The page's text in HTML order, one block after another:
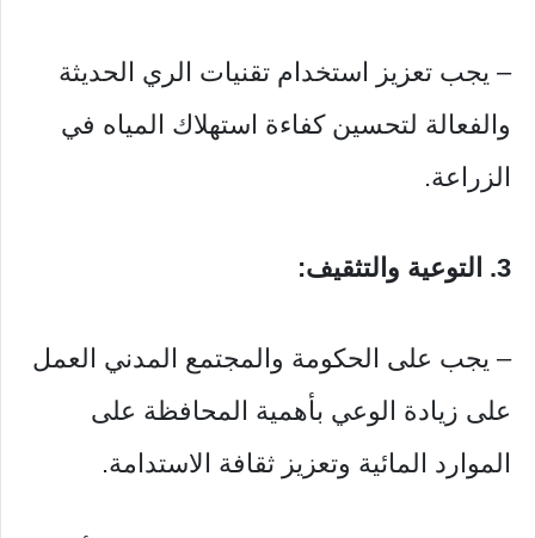
– يجب تعزيز استخدام تقنيات الري الحديثة
والفعالة لتحسين كفاءة استهلاك المياه في
الزراعة.
3. التوعية والتثقيف:
– يجب على الحكومة والمجتمع المدني العمل
على زيادة الوعي بأهمية المحافظة على
الموارد المائية وتعزيز ثقافة الاستدامة.